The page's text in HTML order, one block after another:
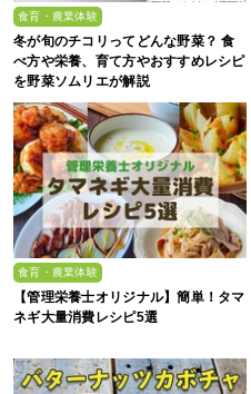
食育・農業体験
冬が旬のチコリってどんな野菜？ 食
べ方や栄養、育て方やおすすめレシピ
を野菜ソムリエが解説
食育・農業体験
【管理栄養士オリジナル】簡単！タマ
ネギ大量消費レシピ5選